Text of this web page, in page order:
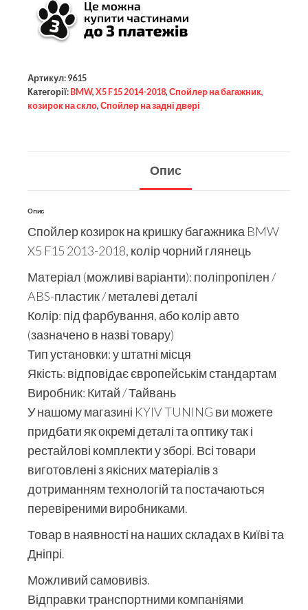
Артикул: 9615
Категорії: BMW, X5 F15 2014-2018, Спойлер на багажник,
козирок на скло, Спойлер на задні двері
Опис
Опис
Спойлер козирок на кришку багажника BMW
X5 F15 2013-2018, колір чорний глянець
Матеріал (можливі варіанти): поліпропілен /
ABS-пластик / металеві деталі
Колір: під фарбування, або колір авто
(зазначено в назві товару)
Тип установки: у штатні місця
Якість: відповідає європейськім стандартам
Виробник: Китай / Тайвань
У нашому магазині KYIV TUNING ви можете
придбати як окремі деталі та оптику так і
рестайлові комплекти у зборі. Всі товари
виготовлені з якісних матеріалів з
дотриманням технологій та постачаються
перевіреними виробниками.
Товар в наявності на наших складах в Київі та
Дніпрі.
Можливий самовивіз.
Відправки транспортними компаніями